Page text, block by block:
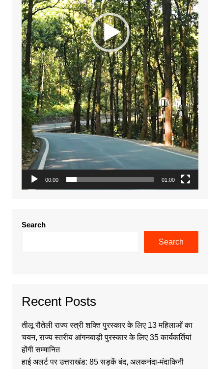
00:00 01:00
Search
Search
Recent Posts
तीलू रौतेली राज्य स्त्री शक्ति पुरस्कार के लिए 13 महिलाओं का
चयन, राज्य स्तरीय आंगनबाड़ी पुरस्कार के लिए 35 कार्यकर्तियां
होंगी सम्मानित
हाई अलर्ट पर उत्तराखंड: 85 सड़कें बंद, अलकनंदा-मंदाकिनी